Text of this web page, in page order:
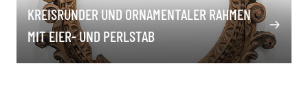
KREISRUNDER UND ORNAMENTALER RAHMEN
MIT EIER- UND PERLSTAB